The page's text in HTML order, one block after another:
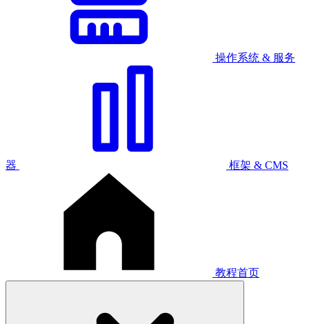
操作系统 & 服务
器 框架 & CMS
教程首页